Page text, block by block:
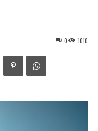
1010
0